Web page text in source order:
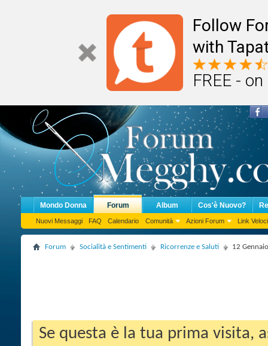
Follow
with
FREE -
Mondo Donna Forum
Nuovi Messaggi FAQ Calendario Comunità Azioni Forum Link Veloci
Album Cos'è Nuovo?
Forum Socialità e Sentimenti Ricorrenze e Saluti 12
Se questa è la tua prima visita,